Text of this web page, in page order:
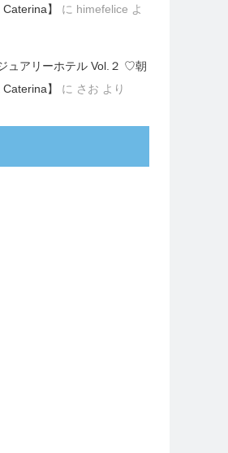
】
に himefelice よ
ュアリーホテル Vol.２ ♡朝
】
に さお より